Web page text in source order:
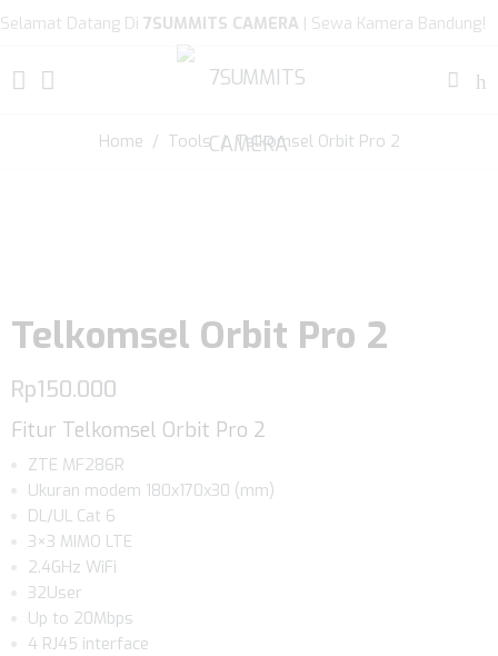
Selamat Datang Di 7SUMMITS CAMERA | Sewa Kamera Bandung!
Home / Tools/ Telkomsel Orbit Pro 2
Telkomsel Orbit Pro 2
Rp150.000
Fitur Telkomsel Orbit Pro 2
ZTE MF286R
Ukuran modem 180x170x30 (mm)
DL/UL Cat 6
3×3 MIMO LTE
2.4GHz WiFi
32User
Up to 20Mbps
4 RJ45 interface